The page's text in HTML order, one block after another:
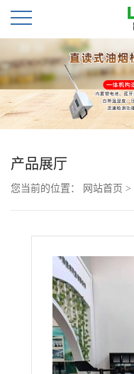
公
司
首
页
公
产品展厅
您当前的位置： 网站首页 >